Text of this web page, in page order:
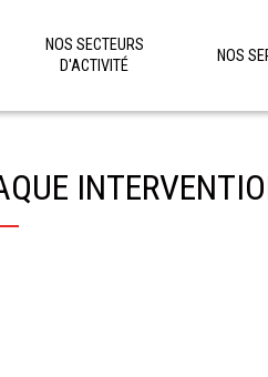
NOS SECTEURS
D'ACTIVITÉ
NOS